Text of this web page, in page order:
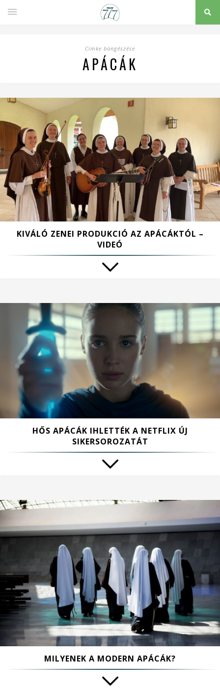
Címke böngészése
APÁCÁK
KIVÁLÓ ZENEI PRODUKCIÓ AZ APÁCÁKTÓL –
VIDEÓ
HŐS APÁCÁK IHLETTÉK A NETFLIX ÚJ
SIKERSOROZATÁT
MILYENEK A MODERN APÁCÁK?